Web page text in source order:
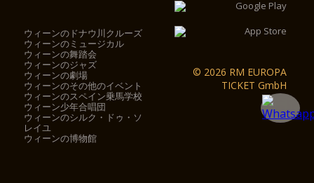
ウィーンのドナウ川クルーズ
ウィーンのミュージカル
ウィーンの舞踏会
ウィーンのジャズ
ウィーンの劇場
ウィーンのその他のイベント
ウィーンのスペイン乗馬学校
ウィーン少年合唱団
ウィーンのシルク・ドゥ・ソ
レイユ
ウィーンの博物館
© 2026 RM EUROPA
TICKET GmbH